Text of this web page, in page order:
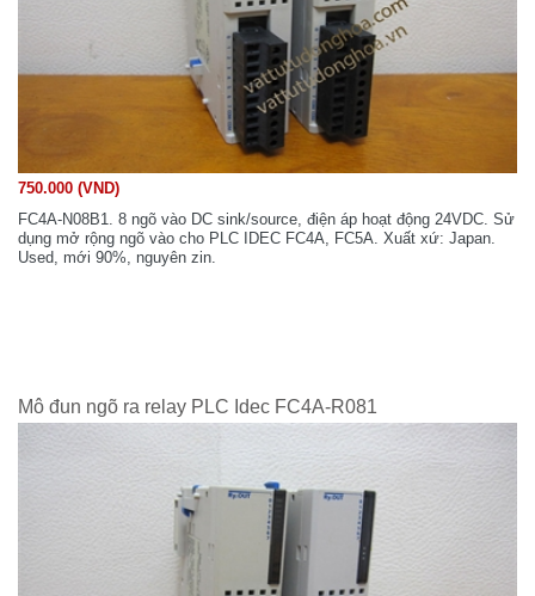
750.000 (VND)
FC4A-N08B1. 8 ngõ vào DC sink/source, điện áp hoạt động 24VDC. Sử
dụng mở rộng ngõ vào cho PLC IDEC FC4A, FC5A. Xuất xứ: Japan.
Used, mới 90%, nguyên zin.
Mô đun ngõ ra relay PLC Idec FC4A-R081